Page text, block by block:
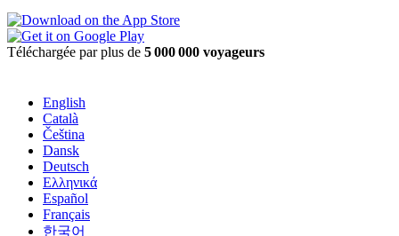
Téléchargée par plus de 5 000 000 voyageurs
English
Català
Čeština
Dansk
Deutsch
Ελληνικά
Español
Français
한국어